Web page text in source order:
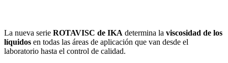
La nueva serie ROTAVISC de IKA determina la viscosidad de los
líquidos en todas las áreas de aplicación que van desde el
laboratorio hasta el control de calidad.